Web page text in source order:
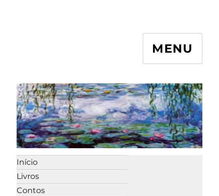
MENU
Início
Livros
Contos